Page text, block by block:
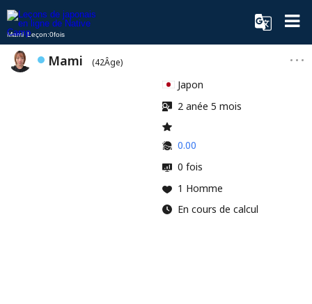
Mami Leçon:0fois
Mami (42Âge)
Japon
2 anée 5 mois
0.00
0 fois
1 Homme
En cours de calcul